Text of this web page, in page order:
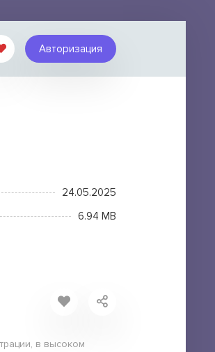
Авторизация
24.05.2025
6.94 MB
в высоком